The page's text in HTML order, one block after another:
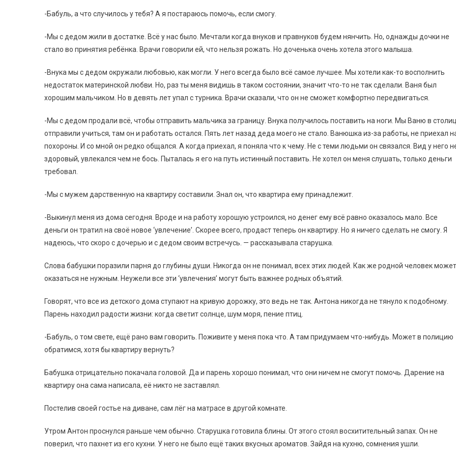
-Бабуль, а что случилось у тебя? А я постараюсь помочь, если смогу.
-Мы с дедом жили в достатке. Всё у нас было. Мечтали когда внуков и правнуков будем нянчить. Но, однажды дочки не
стало во принятия ребёнка. Врачи говорили ей, что нельзя рожать. Но доченька очень хотела этого малыша.
-Внука мы с дедом окружали любовью, как могли. У него всегда было всё самое лучшее. Мы хотели как-то восполнить
недостаток материнской любви. Но, раз ты меня видишь в таком состоянии, значит что-то не так сделали. Ваня был
хорошим мальчиком. Но в девять лет упал с турника. Врачи сказали, что он не сможет комфортно передвигаться.
-Мы с дедом продали всё, чтобы отправить мальчика за границу. Внука получилось поставить на ноги. Мы Ваню в
отправили учиться, там он и работать остался. Пять лет назад деда моего не стало. Ванюшка из-за работы, не приехал
похороны. И со мной он редко общался. А когда приехал, я поняла что к чему. Не с теми людьми он связался. Вид у него
здоровый, увлекался чем не бось. Пыталась я его на путь истинный поставить. Не хотел он меня слушать, только деньги
требовал.
-Мы с мужем дарственную на квартиру составили. Знал он, что квартира ему принадлежит.
-Выкинул меня из дома сегодня. Вроде и на работу хорошую устроился, но денег ему всё равно оказалось мало. Все
деньги он тратил на своё новое ‘увлечение’. Скорее всего, продаст теперь он квартиру. Но я ничего сделать не смогу. Я
надеюсь, что скоро с дочерью и с дедом своим встречусь. — рассказывала старушка.
Слова бабушки поразили парня до глубины души. Никогда он не понимал, всех этих людей. Как же родной человек может
оказаться не нужным. Неужели все эти ‘увлечения’ могут быть важнее родных объятий.
Говорят, что все из детского дома ступают на кривую дорожку, это ведь не так. Антона никогда не тянуло к подобному.
Парень находил радости жизни: когда светит солнце, шум моря, пение птиц.
-Бабуль, о том свете, ещё рано вам говорить. Поживите у меня пока что. А там придумаем что-нибудь. Может в полицию
обратимся, хотя бы квартиру вернуть?
Бабушка отрицательно покачала головой. Да и парень хорошо понимал, что они ничем не смогут помочь. Дарение на
квартиру она сама написала, её никто не заставлял.
Постелив своей гостье на диване, сам лёг на матрасе в другой комнате.
Утром Антон проснулся раньше чем обычно. Старушка готовила блины. От этого стоял восхитительный запах. Он не
поверил, что пахнет из его кухни. У него не было ещё таких вкусных ароматов. Зайдя на кухню, сомнения ушли.